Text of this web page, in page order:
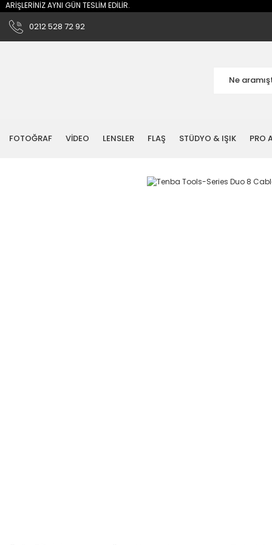
AYNI GÜN TESLİM EDİLİR.
0212 528 72 92
FOTOĞRAF VİDEO LENSLER FLAŞ STÜDYO & IŞIK PRO